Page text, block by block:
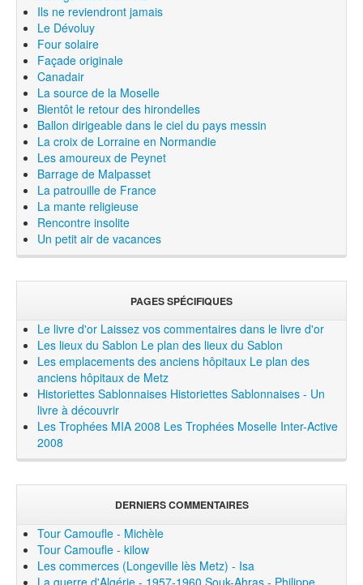
Ils ne reviendront jamais
Le Dévoluy
Four solaire
Façade originale
Canadair
La source de la Moselle
Bientôt le retour des hirondelles
Ballon dirigeable dans le ciel du pays messin
La croix de Lorraine en Normandie
Les amoureux de Peynet
Barrage de Malpasset
La patrouille de France
La mante religieuse
Rencontre insolite
Un petit air de vacances
PAGES SPÉCIFIQUES
Le livre d'or Laissez vos commentaires dans le livre d'or
Les lieux du Sablon Le plan des lieux du Sablon
Les emplacements des anciens hôpitaux Le plan des
anciens hôpitaux de Metz
Historiettes Sablonnaises Historiettes Sablonnaises - Un
livre à découvrir
Les Trophées MIA 2008 Les Trophées Moselle Inter-Active
2008
DERNIERS COMMENTAIRES
Tour Camoufle - Michèle
Tour Camoufle - kilow
Les commerces (Longeville lès Metz) - Isa
La guerre d'Algérie - 1957-1960 Souk-Ahras - Philippe